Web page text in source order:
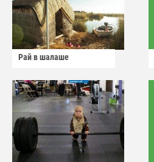
Рай в шалаше